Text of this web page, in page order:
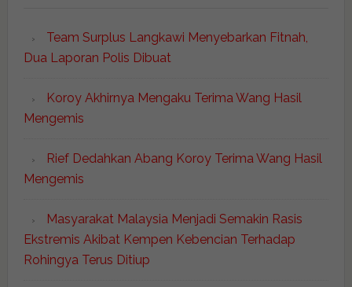
Team Surplus Langkawi Menyebarkan Fitnah,
Dua Laporan Polis Dibuat
Koroy Akhirnya Mengaku Terima Wang Hasil
Mengemis
Rief Dedahkan Abang Koroy Terima Wang Hasil
Mengemis
Masyarakat Malaysia Menjadi Semakin Rasis
Ekstremis Akibat Kempen Kebencian Terhadap
Rohingya Terus Ditiup